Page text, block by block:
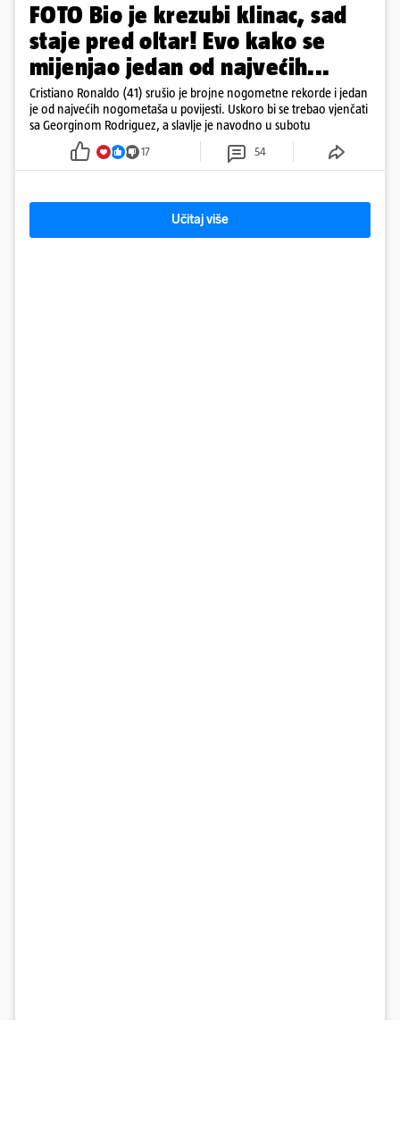
FOTO Bio je krezubi klinac, sad
staje pred oltar! Evo kako se
mijenjao jedan od najvećih...
Cristiano Ronaldo (41) srušio je brojne nogometne rekorde i jedan
je od najvećih nogometaša u povijesti. Uskoro bi se trebao vjenčati
sa Georginom Rodriguez, a slavlje je navodno u subotu
17 54
Učitaj više